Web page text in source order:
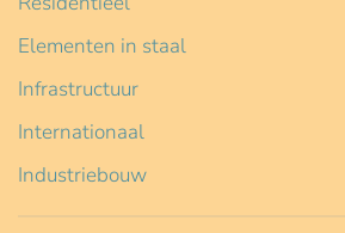
Elementen in staal
Infrastructuur
Internationaal
Industriebouw